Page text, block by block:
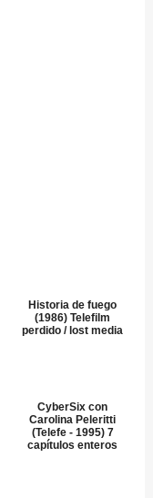
Historia de fuego
(1986) Telefilm
perdido / lost media
CyberSix con
Carolina Peleritti
(Telefe - 1995) 7
capítulos enteros